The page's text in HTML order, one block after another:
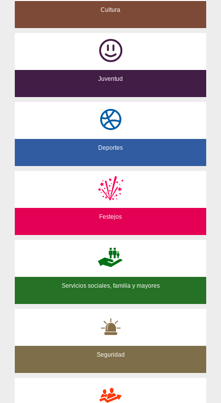
Cultura
Juventud
Deportes
Festejos
Servicios sociales, familia y mayores
Seguridad